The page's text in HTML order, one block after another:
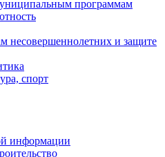
программам
несовершеннолетних и защите
спорт
информации